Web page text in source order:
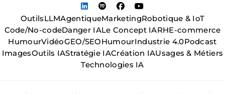
OutilsLLMAgentiqueMarketingRobotique & IoT
Code/No-codeDanger IALe Concept IARHE-commerce
HumourVidéoGEO/SEOHumourIndustrie 4.0Podcast
ImagesOutils IAStratégie IACréation IAUsages & Métiers
Technologies IA